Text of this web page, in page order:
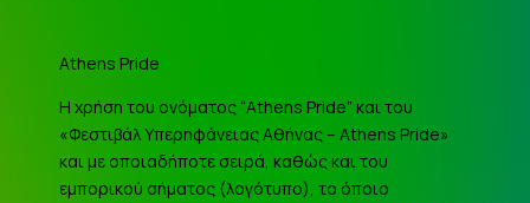
Athens Pride
Η χρήση του ονόματος “Athens Pride” και του
«Φεστιβάλ Υπερηφάνειας Αθήνας – Athens Pride»
και με οποιαδήποτε σειρά, καθώς και του
εμπορικού σήματος (λογότυπο), το όποιο